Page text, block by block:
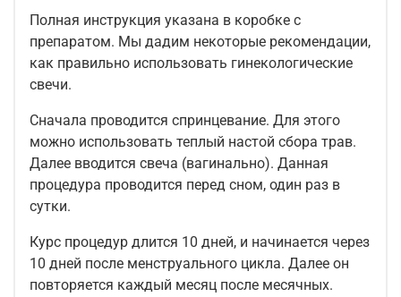
Полная инструкция указана в коробке с
препаратом. Мы дадим некоторые рекомендации,
как правильно использовать гинекологические
свечи.
Сначала проводится спринцевание. Для этого
можно использовать теплый настой сбора трав.
Далее вводится свеча (вагинально). Данная
процедура проводится перед сном, один раз в
сутки.
Курс процедур длится 10 дней, и начинается через
10 дней после менструального цикла. Далее он
повторяется каждый месяц после месячных.